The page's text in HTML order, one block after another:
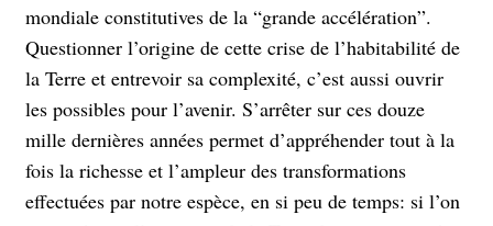
mondiale constitutives de la “grande accélération”.
Questionner l’origine de cette crise de l’habitabilité de
la Terre et entrevoir sa complexité, c’est aussi ouvrir
les possibles pour l’avenir. S’arrêter sur ces douze
mille dernières années permet d’appréhender tout à la
fois la richesse et l’ampleur des transformations
effectuées par notre espèce, en si peu de temps: si l’on